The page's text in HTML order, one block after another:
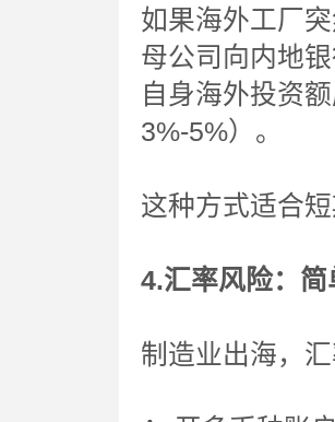
如果海外工厂
母公司向内地
自身海外投资
3%-5%）。
这种方式适合
4.汇率风险：
制造业出海，